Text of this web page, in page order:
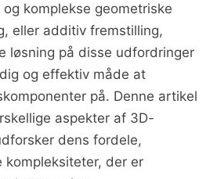
komplekse geometriske
eller additiv fremstilling,
løsning på disse udfordringer
og effektiv måde at
på. Denne artikel
aspekter af 3D-
dens fordele,
kompleksiteter, der er